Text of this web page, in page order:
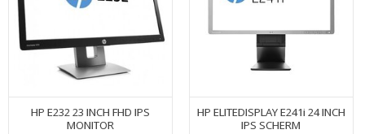
HP E232 23 INCH FHD IPS
MONITOR
HP ELITEDISPLAY E241i 24 INCH
IPS SCHERM